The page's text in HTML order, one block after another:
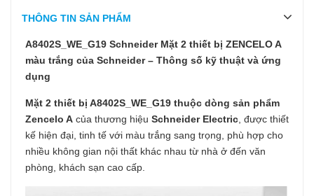
THÔNG TIN SẢN PHẨM
A8402S_WE_G19 Schneider Mặt 2 thiết bị ZENCELO A
màu trắng của Schneider – Thông số kỹ thuật và ứng
dụng
Mặt 2 thiết bị A8402S_WE_G19 thuộc dòng sản phẩm
Zencelo A của thương hiệu Schneider Electric , được thiết
kế hiện đại, tinh tế với màu trắng sang trọng, phù hợp cho
nhiều không gian nội thất khác nhau từ nhà ở đến văn
phòng, khách sạn cao cấp.